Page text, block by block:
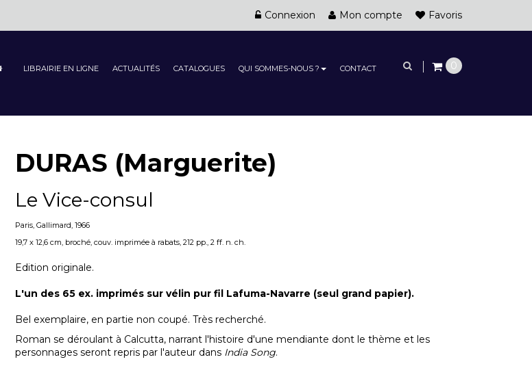
Connexion Mon compte Favoris
LIBRAIRIE EN LIGNE ACTUALITÉS CATALOGUES QUI SOMMES-NOUS ? CONTACT 0
DURAS (Marguerite)
Le Vice-consul
Paris, Gallimard, 1966
19,7 x 12,6 cm, broché, couv. imprimée à rabats, 212 pp., 2 ff. n. ch.
Edition originale.
L'un des 65 ex. imprimés sur vélin pur fil Lafuma-Navarre (seul grand papier).
Bel exemplaire, en partie non coupé. Très recherché.
Roman se déroulant à Calcutta, narrant l'histoire d'une mendiante dont le thème et les
personnages seront repris par l'auteur dans India Song.